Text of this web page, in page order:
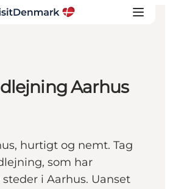
Aarhus
hurtigt og nemt. Tag
som har
i Aarhus. Uanset